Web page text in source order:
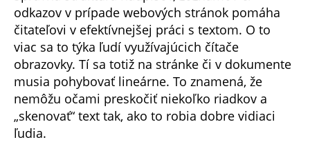
odkazov v prípade webových stránok pomáha
čitateľovi v efektívnejšej práci s textom. O to
viac sa to týka ľudí využívajúcich čítače
obrazovky. Tí sa totiž na stránke či v dokumente
musia pohybovať lineárne. To znamená, že
nemôžu očami preskočiť niekoľko riadkov a
„skenovať“ text tak, ako to robia dobre vidiaci
ľudia.